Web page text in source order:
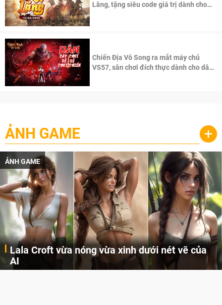
Lăng, tặng siêu code giá trị dành cho
Chiến Địa Vô Song ra mắt máy chủ
VS57, sân chơi đích thực dành cho dân
ẢNH GAME +
ẢNH GAME
Lala Croft vừa nóng vừa xinh dưới nét vẽ của
AI